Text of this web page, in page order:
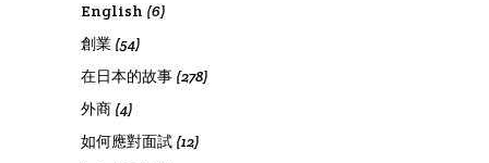
English (6)
創業 (54)
在日本的故事 (278)
外商 (4)
如何應對面試 (12)